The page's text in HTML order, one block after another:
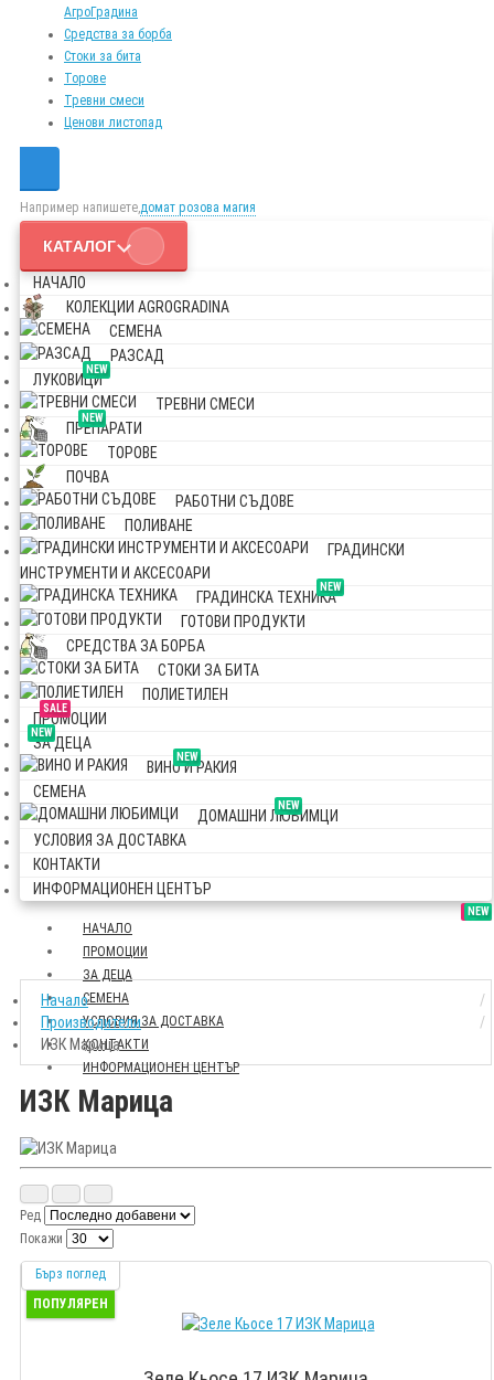
АгроГрадина
Средства за борба
Стоки за бита
Торове
Тревни смеси
Ценови листопад
Например напишете,домат розова магия
КАТАЛОГ
НАЧАЛО
КОЛЕКЦИИ AGROGRADINA
СЕМЕНА
РАЗСАД
NEW
ЛУКОВИЦИ
ТРЕВНИ СМЕСИ
NEW
ПРЕПАРАТИ
ТОРОВЕ
ПОЧВА
РАБОТНИ СЪДОВЕ
ПОЛИВАНЕ
ГРАДИНСКИ
ИНСТРУМЕНТИ И АКСЕСОАРИ
NEW
ГРАДИНСКА ТЕХНИКА
ГОТОВИ ПРОДУКТИ
СРЕДСТВА ЗА БОРБА
СТОКИ ЗА БИТА
ПОЛИЕТИЛЕН
SALE
ПРОМОЦИИ
NEW
ЗА ДЕЦА
NEW
ВИНО И РАКИЯ
СЕМЕНА
NEW
ДОМАШНИ ЛЮБИМЦИ
УСЛОВИЯ ЗА ДОСТАВКА
КОНТАКТИ
ИНФОРМАЦИОНЕН ЦЕНТЪР
НАЧАЛО
SALE
ПРОМОЦИИ
NEW
ЗА ДЕЦА
СЕМЕНА
УСЛОВИЯ ЗА ДОСТАВКА
КОНТАКТИ
ИНФОРМАЦИОНЕН ЦЕНТЪР
Начало
Производители
ИЗК Марица
ИЗК Марица
Ред
Покажи
Бърз поглед
ПОПУЛЯРЕН